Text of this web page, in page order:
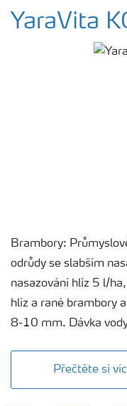
YaraVita
Brambory:
odrůdy se slabším
nasazování hlíz 5 l/
hlíz a rané brambory
8-10 mm. Dávka
Přečtěte si